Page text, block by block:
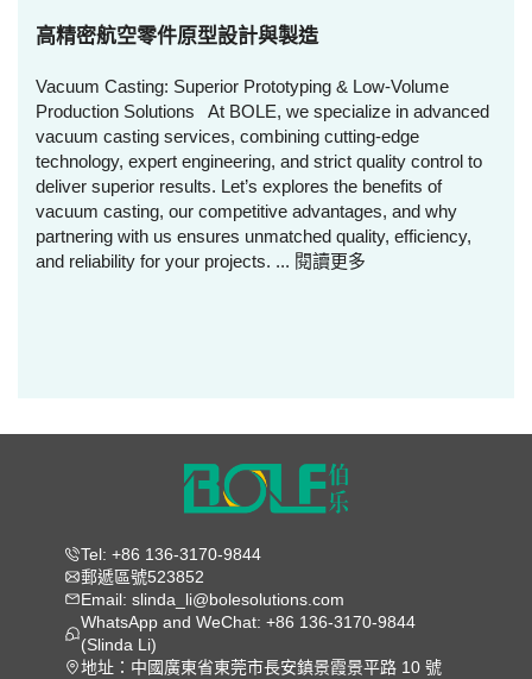
高精密航空零件原型設計與製造
Vacuum Casting: Superior Prototyping & Low-Volume
Production Solutions At BOLE, we specialize in advanced
vacuum casting services, combining cutting-edge
technology, expert engineering, and strict quality control to
deliver superior results. Let’s explores the benefits of
vacuum casting, our competitive advantages, and why
partnering with us ensures unmatched quality, efficiency,
and reliability for your projects. ... 閱讀更多
Tel: +86 136-3170-9844
郵遞區號523852
Email: slinda_li@bolesolutions.com
WhatsApp and WeChat: +86 136-3170-9844
(Slinda Li)
地址：中國廣東省東莞市長安鎮景霞景平路 10 號